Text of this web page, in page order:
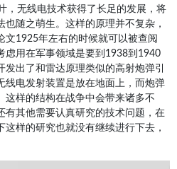
，无线电技术获得了长足的发展，将
随之萌生。这样的原理并不复杂，
文1925年左右的时候就可以被查阅
虑用在军事领域是要到1938到1940
出了和雷达原理类似的高射炮弹引
线电发射装置是放在地面上，而炮弹
这样的结构在战争中会带来诸多不
有其他需要认真研究的技术问题，在
样的研究也就没有继续进行下去，